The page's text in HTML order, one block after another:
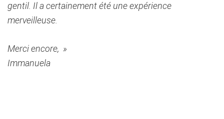
gentil. Il a certainement été une expérience
merveilleuse.
Merci encore, »
Immanuela